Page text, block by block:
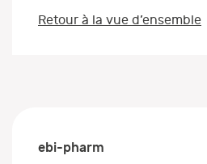
Retour à la vue d’ensemble
ebi-pharm